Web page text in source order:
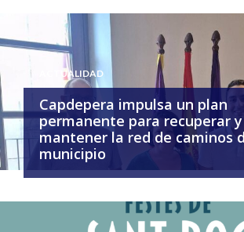
ACTUALIDAD
Capdepera impulsa un plan
permanente para recuperar y
mantener la red de caminos
municipio